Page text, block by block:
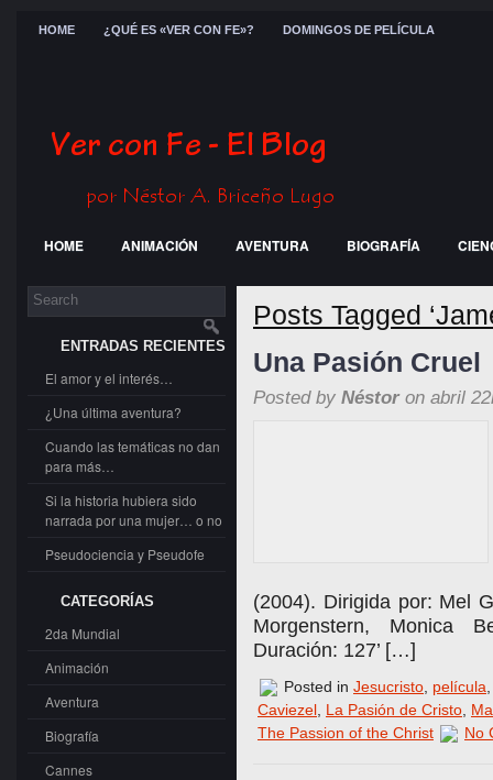
HOME ¿QUÉ ES «VER CON FE»? DOMINGOS DE PELÍCULA
HOME ANIMACIÓN AVENTURA BIOGRAFÍA
FESTIVALES
ENTRADAS RECIENTES
El amor y el interés…
¿Una última aventura?
Cuando las temáticas no dan
para más…
Si la historia hubiera sido
narrada por una mujer… o no
Pseudociencia y Pseudofe
CATEGORÍAS
2da Mundial
Animación
Aventura
Biografía
Cannes
Posts Tagged
Una Pasión Cruel
Posted by Néstoron abril
(2004). Dirigida por: Mel
Morgenstern, Monica
Duración: 127’ […]
Posted in Jesucristo película
Caviezel, La Pasión de Cristo,
The Passion of the Christ
No